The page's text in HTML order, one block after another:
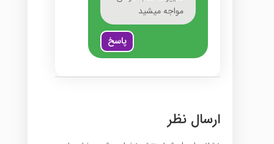
مواجه میشید
پاسخ
ارسال نظر